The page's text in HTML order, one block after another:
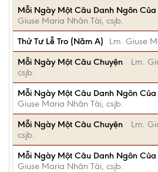
Mỗi Ngày Một Câu Danh Ngôn Của
Giuse Maria Nhân Tài, csjb.
Thứ Tư Lễ Tro (Năm A)
Lm. Giuse
Mỗi Ngày Một Câu Chuyện
Lm.
csjb.
Mỗi Ngày Một Câu Danh Ngôn Của
Giuse Maria Nhân Tài, csjb.
Mỗi Ngày Một Câu Chuyện
Lm.
csjb.
Mỗi Ngày Một Câu Danh Ngôn Của
Giuse Maria Nhân Tài, csjb.